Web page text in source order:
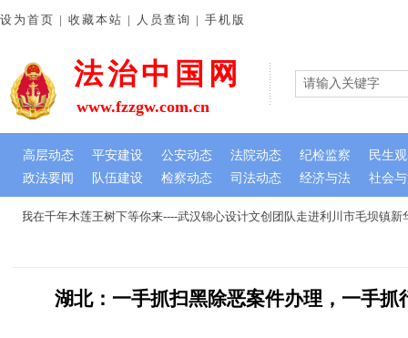
我在千年木莲王树下等你来----武汉锦心设计文创团队走进利川市毛坝镇新
法治中国网
政法要闻 队伍建设 检察动态 司法动态 经济与法 社会
设为首页 | 收藏本站 | 人员查询 | 手机版
www.fzzgw.com.cn
高层动态 平安建设 公安动态 法院动态 纪检监察 民生
湖北：一手抓扫黑除恶案件办理，一手抓